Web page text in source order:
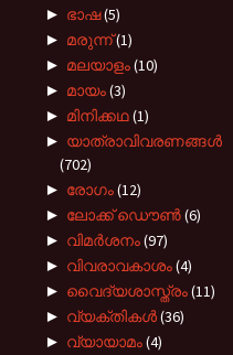
► ഭാഷ(5)
► മരുന്ന്(1)
► മലയാളം(10)
► മായം(3)
► മിനിക്കഥ(1)
► യാത്രാവിവരണങ്ങൾ
(702)
► രോഗം(12)
► ലോക്ക് ഡൌൺ(6)
► വിമർശനം(97)
► വിവരാവകാശം(4)
► വൈദ്യശാസ്ത്രം(11)
► വ്യക്തികൾ(36)
► വ്യായാമം(4)